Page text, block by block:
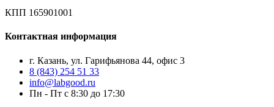
КПП 165901001
Контактная информация
г. Казань, ул. Гарифьянова 44, офис 3
8 (843) 254 51 33
info@labgood.ru
Пн - Пт с 8:30 до 17:30